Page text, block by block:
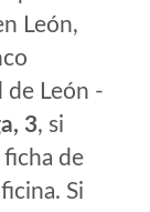
León,
de León -
3, si
ficha de
Si